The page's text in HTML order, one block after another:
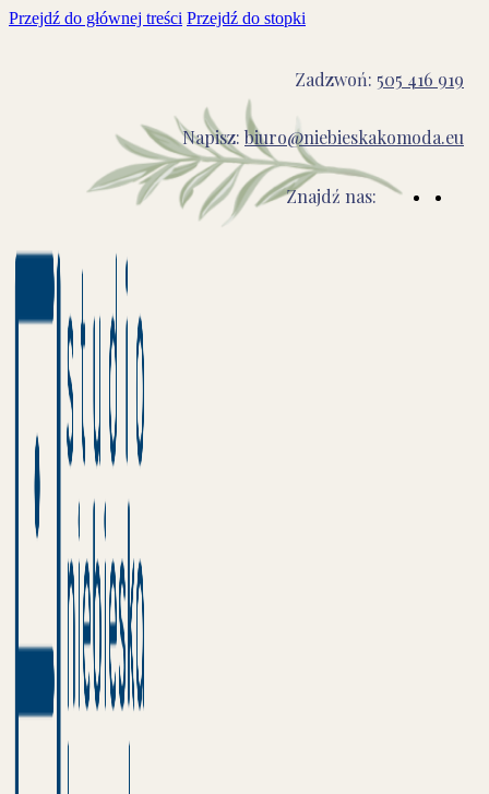
Przejdź do głównej treści Przejdź do stopki
Zadzwoń: 505 416 919
Napisz: biuro@niebieskakomoda.eu
Znajdź nas: